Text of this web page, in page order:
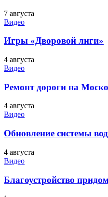
7 августа
Видео
Игры «Дворовой лиги»
4 августа
Видео
Ремонт дороги на
4 августа
Видео
Обновление системы
4 августа
Видео
Благоустройство